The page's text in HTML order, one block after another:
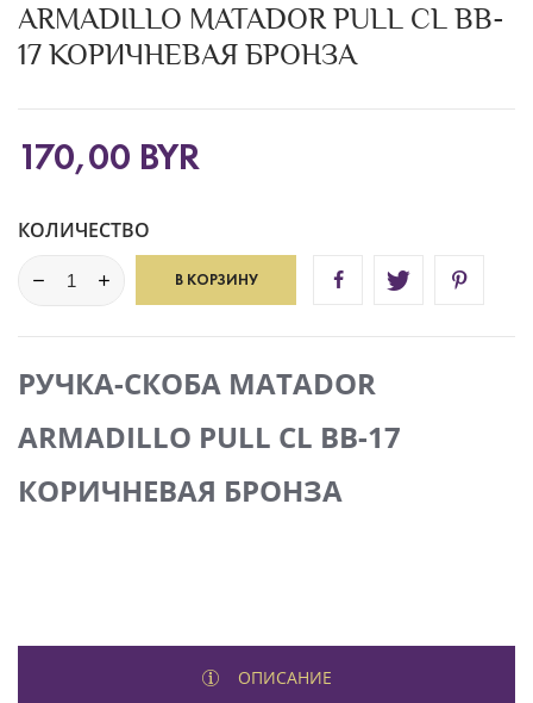
ARMADILLO MATADOR PULL CL BB-
17 КОРИЧНЕВАЯ БРОНЗА
170,00 BYR
КОЛИЧЕСТВО
В КОРЗИНУ
РУЧКА-СКОБА MATADOR
ARMADILLO PULL CL BB-17
КОРИЧНЕВАЯ БРОНЗА
ОПИСАНИЕ